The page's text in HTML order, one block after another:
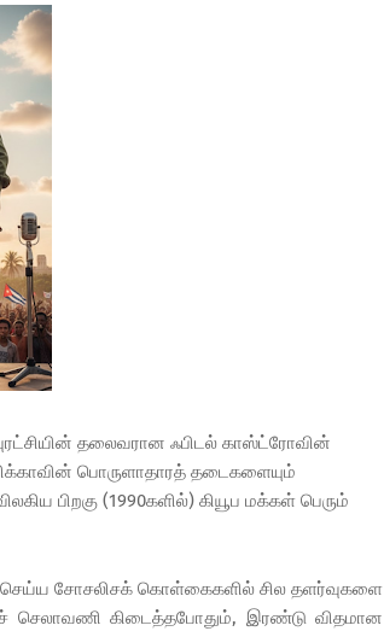
தலைவரான ஃபிடல் காஸ்ட்ரோவின்
பொருளாதாரத் தடைகளையும்
பிறகு (1990களில்) கியூப மக்கள் பெரும்
செய்ய சோசலிசக் கொள்கைகளில் சில தளர்வுகளை
செலாவணி கிடைத்தபோதும், இரண்டு விதமான